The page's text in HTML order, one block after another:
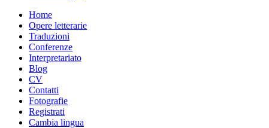
Home
Opere letterarie
Traduzioni
Conferenze
Interpretariato
Blog
CV
Contatti
Fotografie
Registrati
Cambia lingua